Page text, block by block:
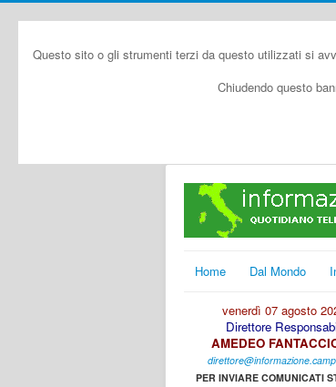
Questo sito o gli strumenti terzi da questo utilizzati si
Chiudendo questo
Home Dal Mondo
venerdì 07 agosto
Direttore
AMEDEO
PER INVIARE COMUNICATI